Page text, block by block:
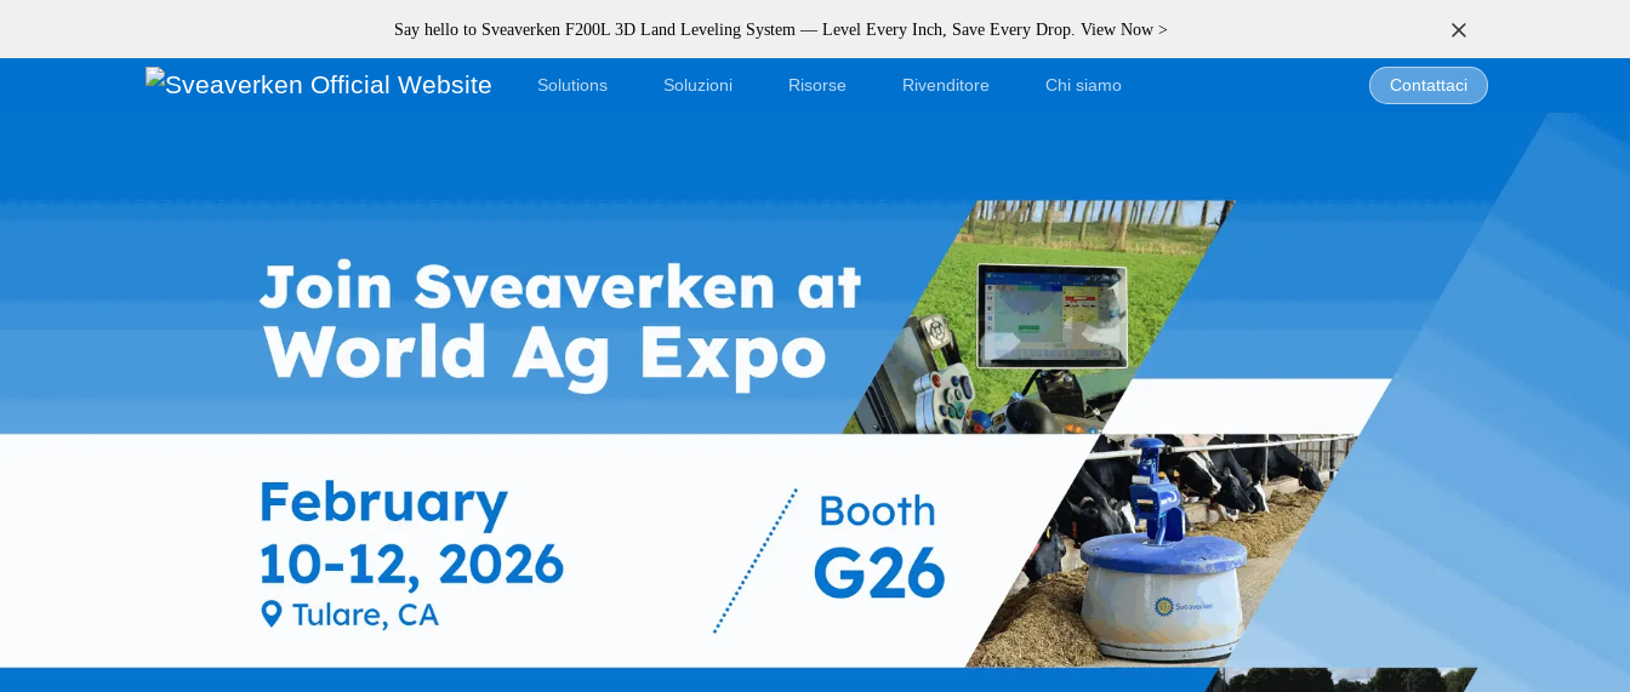
Say hello to Sveaverken F200L 3D Land Leveling System — Level Every Inch, Save Every Drop. View Now >
Solutions Soluzioni Risorse
Supporto
Scaricamento
Rivenditore
Accesso al negozio online
Dealer Portal
Chi siamo Contattaci